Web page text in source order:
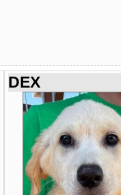
DEX